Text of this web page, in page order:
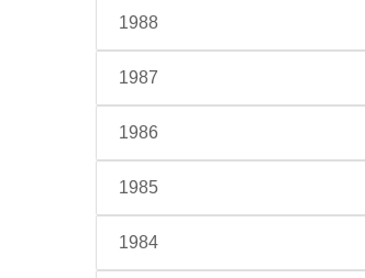
1988
1987
1986
1985
1984